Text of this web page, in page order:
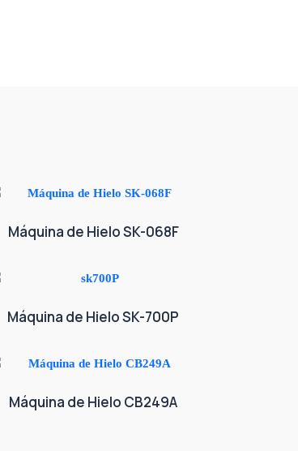
Máquina de Hielo SK-068F
Máquina de Hielo SK-700P
Máquina de Hielo CB249A